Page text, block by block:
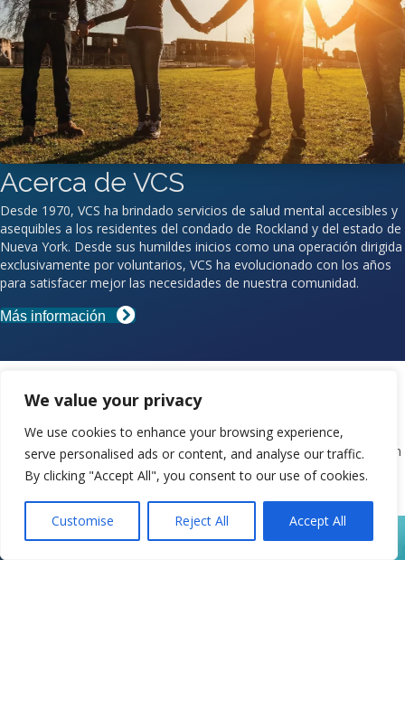
We value your privacy
We use cookies to enhance your browsing experience,
serve personalised ads or content, and analyse our traffic.
By clicking "Accept All", you consent to our use of cookies.
Customise Reject All Accept All
Acerca de VCS
Desde 1970, VCS ha brindado servicios de salud mental accesibles y
asequibles a los residentes del condado de Rockland y del estado de
Nueva York. Desde sus humildes inicios como una operación dirigida
exclusivamente por voluntarios, VCS ha evolucionado con los años
para satisfacer mejor las necesidades de nuestra comunidad.
Más información
¿Qué está pasando en VCS?
¡Consulta nuestros próximos eventos en la comunidad, grupos de
apoyo, cursos de bienestar y otras cosas divertidas que suceden en
VCS!
Ver el Calendario